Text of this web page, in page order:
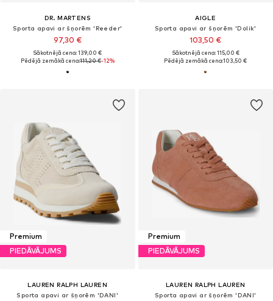
DR. MARTENS
Sporta apavi ar šņorēm 'Reeder'
97,30 €
Sākotnējā cena: 139,00 €
Pēdējā zemākā cena:111,20 €-12%
AIGLE
Sporta apavi ar šņorēm 'Dolik'
103,50 €
Sākotnējā cena: 115,00 €
Pēdējā zemākā cena:103,50 €
Premium
PIEDĀVĀJUMS
LAUREN RALPH LAUREN
Sporta apavi ar šņorēm 'DANI'
Premium
PIEDĀVĀJUMS
LAUREN RALPH LAUREN
Sporta apavi ar šņorēm 'DANI'